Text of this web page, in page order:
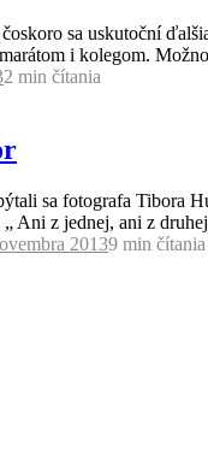
sa uskutoční
i kolegom.
2 min čítania
sa fotografa Tibora
Ani z jednej, ani z
20139 min čítania